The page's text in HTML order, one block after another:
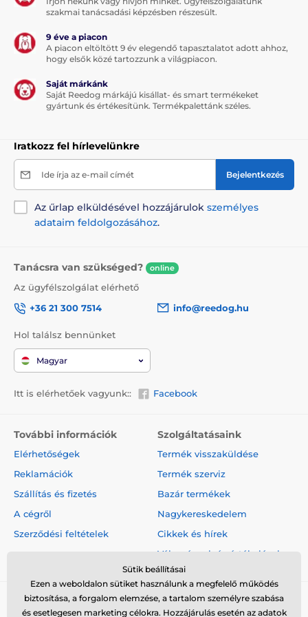
Kijelző
A Dogtra 4502 Edge minőségi,
kutya képezhető nappal és éjszaka is. A
kijelző az összes fontos információt tartalmazza: az
impulzusok ereje, az akkumulátor energiaszintje.
A nyakörv hossza
minőségi műanyagból készült. A
kutyának nem jelent problémát a nyakörv
cm, mélysége 4,3 cm és a súlya 185
gramm. A vevő szélessége 6,9 cm,
magassága 4,1 cm, mélysége 4,7 cm és a súlya 110
gramm.
hatótávolsága akár 1600 méter
háttérvilágítású LCD kijelző
ergonomikus adó és vevő
egyszerű kezelés és hosszú akkumulátor-élettartam
rezgés és 127 impulzusszint beállításának
lehetőség 4 kutya egyidejű kiképzésére
gyors töltés 2 órán belül
szakmai tanácsadási képzésben részesült.
9 éve a piacon
A piacon eltöltött 9 év elegendő tapasztalatot adott ahhoz,
hogy elsők közé tartozzunk a világpiacon.
Saját márkánk
Saját Reedog márkájú kisállat- és smart termékeket
gyártunk és értékesítünk. Termékpalettánk széles.
Iratkozz fel hírlevelünkre
Ide írja az e-mail címét Bejelentkezés
Az űrlap elküldésével hozzájárulok személyes
adataim feldolgozásához.
Tanácsra van szükséged? online
Az ügyfélszolgálat elérhető
+36 21 300 7514
info@reedog.hu
Hol találsz bennünket
Magyar
Itt is elérhetőek vagyunk:: Facebook
További információk
Elérhetőségek
Reklamációk
Szállítás és fizetés
A cégről
Szerződési feltételek
Szolgáltatásaink
Termék visszaküldése
Termék szerviz
Bazár termékek
Nagykereskedelem
Cikkek és hírek
Vélemények és értékelések
Sütik beállításai
Ezen a weboldalon sütiket használunk a megfelelő működés
biztosítása, a forgalom elemzése, a tartalom személyre szabása
és esetlegesen marketing célokra. Hozzájárulás esetén az adatok